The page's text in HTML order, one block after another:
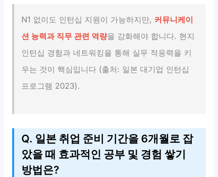
N1 없이도 인턴십 지원이 가능하지만, 커뮤니케이
션 능력과 직무 관련 역량을 강화해야 합니다. 현지
인턴십 경험과 네트워킹을 통해 실무 적응력을 키
우는 것이 핵심입니다 (출처: 일본 대기업 인턴십
프로그램 2023).
Q. 일본 취업 준비 기간을 6개월로 잡
았을 때 효과적인 공부 및 경험 쌓기
방법은?